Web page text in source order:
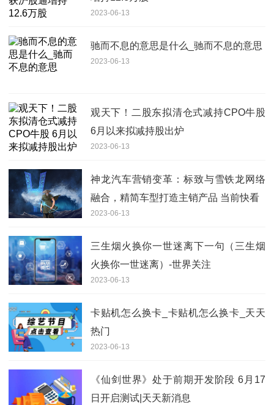
2023-06-13
驰而不息的意思是什么_驰而不息的意思
2023-06-13
观天下！二股东拟清仓式减持CPO牛股
6月以来拟减持股出炉
2023-06-13
神龙汽车营销变革：标致与雪铁龙网络
融合，精简车型打造主销产品 当前快看
2023-06-13
三生烟火换你一世迷离下一句（三生烟
火换你一世迷离）-世界关注
2023-06-13
卡贴机怎么换卡_卡贴机怎么换卡_天天
热门
2023-06-13
《仙剑世界》处于前期开发阶段 6月17
日开启测试|天天新消息